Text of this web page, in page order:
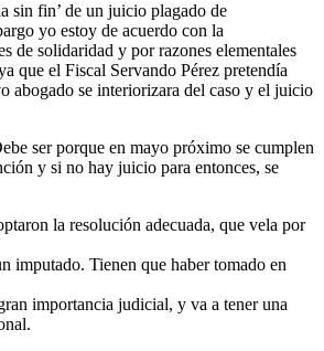
sin fin’ de un juicio plagado de
yo estoy de acuerdo con la
de solidaridad y por razones elementales
que el Fiscal Servando Pérez pretendía
abogado se interiorizara del caso y el juicio
ser porque en mayo próximo se cumplen
y si no hay juicio para entonces, se
la resolución adecuada, que vela por
imputado. Tienen que haber tomado en
importancia judicial, y va a tener una